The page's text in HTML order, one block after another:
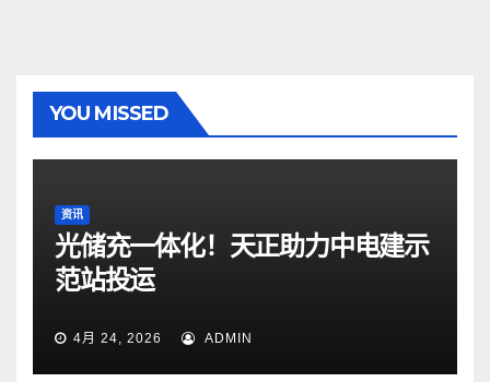
YOU MISSED
资讯
光储充一体化！天正助力中电建示
范站投运
4月 24, 2026 ADMIN